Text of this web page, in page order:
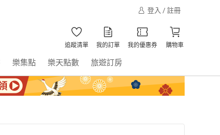
登入 / 註冊
追蹤清單 我的訂單 我的優惠券 購物車
樂集點 樂天點數 旅遊訂房